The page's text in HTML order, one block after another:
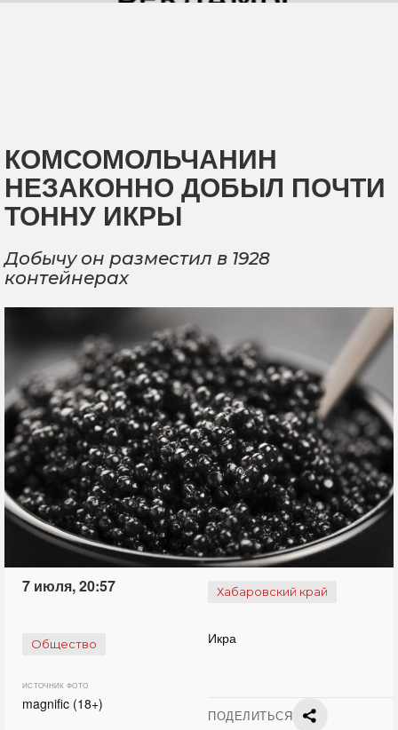
КОМСОМОЛЬЧАНИН
НЕЗАКОННО ДОБЫЛ ПОЧТИ
ТОННУ ИКРЫ
Добычу он разместил в 1928
контейнерах
7 июля, 20:57 Хабаровский край
Общество Икра
ИСТОЧНИК ФОТО
magnific (18+)
ПОДЕЛИТЬСЯ